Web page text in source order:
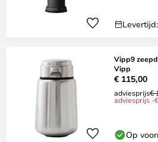
Vipp9
Vipp
€ 115,00
adviesprijs€
adviesprijs -
Op